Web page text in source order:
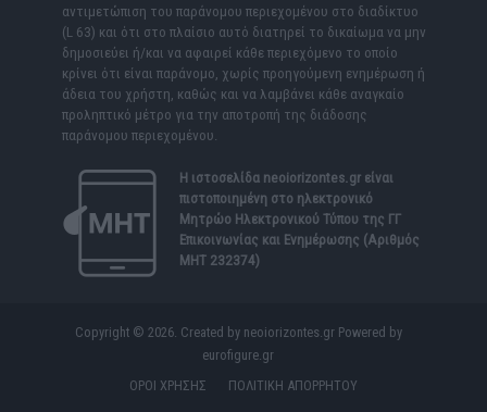
αντιμετώπιση του παράνομου περιεχομένου στο διαδίκτυο
(L 63) και ότι στο πλαίσιο αυτό διατηρεί το δικαίωμα να μην
δημοσιεύει ή/και να αφαιρεί κάθε περιεχόμενο το οποίο
κρίνει ότι είναι παράνομο, χωρίς προηγούμενη ενημέρωση ή
άδεια του χρήστη, καθώς και να λαμβάνει κάθε αναγκαίο
προληπτικό μέτρο για την αποτροπή της διάδοσης
παράνομου περιεχομένου.
Η ιστοσελίδα neoiorizontes.grείναι
πιστοποιημένη στο ηλεκτρονικό
Μητρώο Ηλεκτρονικού Τύπου της ΓΓ
Επικοινωνίας και Ενημέρωσης (Αριθμός
ΜΗΤ 232374)
Copyright © 2026. Created by neoiorizontes.gr Powered by
eurofigure.gr
ΟΡΟΙ ΧΡΗΣΗΣ
ΠΟΛΙΤΙΚΗ ΑΠΟΡΡΗΤΟΥ